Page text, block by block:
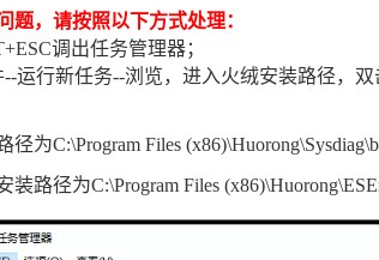
题，请按照以下方式处理：
调出任务管理器；
运行新任务--浏览，进入火绒安装路径，双
径为C:\Program Files
装路径为C:\Program Files